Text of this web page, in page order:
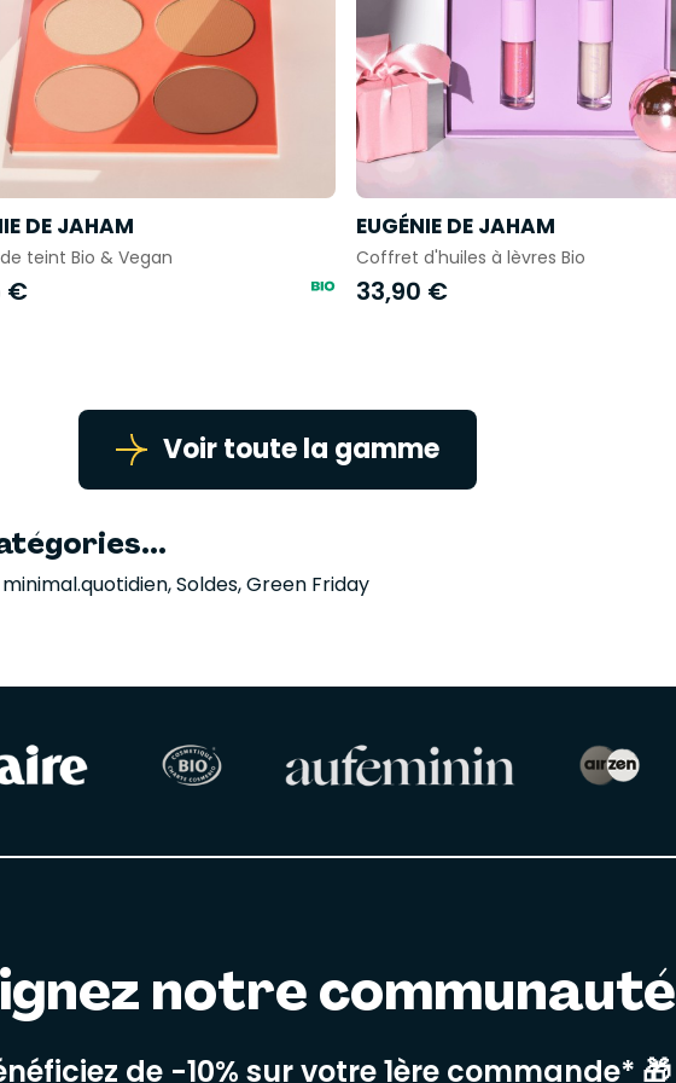
DE JAHAM
teint Bio & Vegan
€
EUGÉNIE DE JAHAM
Coffret d'huiles à lèvres Bio
33,90 €
Voir toute la gamme
,Soldes,Green Friday
notre communauté
de -10% sur votre 1ère commande* 🎁